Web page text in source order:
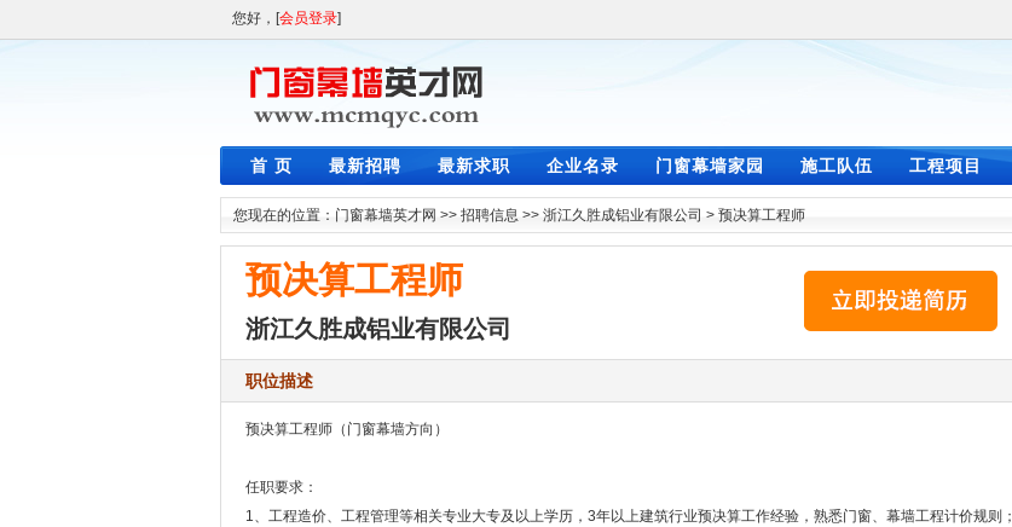
您好，[会员登录]
首 页 最新招聘 最新求职 企业名录 门窗幕墙家园 施工队伍 工程项目
您现在的位置： 门窗幕墙英才网 >> 招聘信息 >> 浙江久胜成铝业有限公司 > 预决算工程师
预决算工程师
浙江久胜成铝业有限公司
职位描述
预决算工程师（门窗幕墙方向）
任职要求：​​
1、工程造价、工程管理等相关专业大专及以上学历，3年以上建筑行业预决算工作经验，熟悉门窗、幕墙工程计价规则；